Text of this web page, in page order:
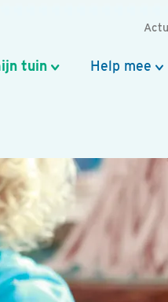
tuin Help mee